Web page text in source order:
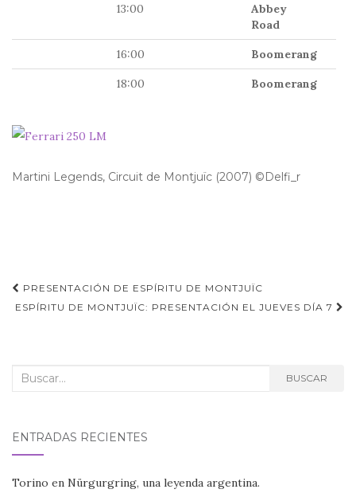
13:00
Abbey
Road
16:00 Boomerang
18:00 Boomerang
Martini Legends, Circuit de Montjuïc (2007) ©Delfi_r
Navegación
de
PRESENTACIÓN DE ESPÍRITU DE MONTJUÏC
ESPÍRITU DE MONTJUÏC: PRESENTACIÓN EL JUEVES DÍA 7
Buscar: BUSCAR
ENTRADAS RECIENTES
Torino en Nürgurgring, una leyenda argentina.